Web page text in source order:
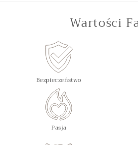
Wartości
Bezpieczeństwo
Pasja